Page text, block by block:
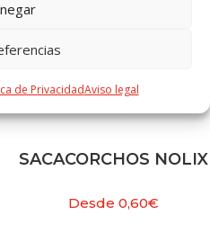
de PrivacidadAviso legal
SACACORCHOS NOLIX
Desde 0,60€